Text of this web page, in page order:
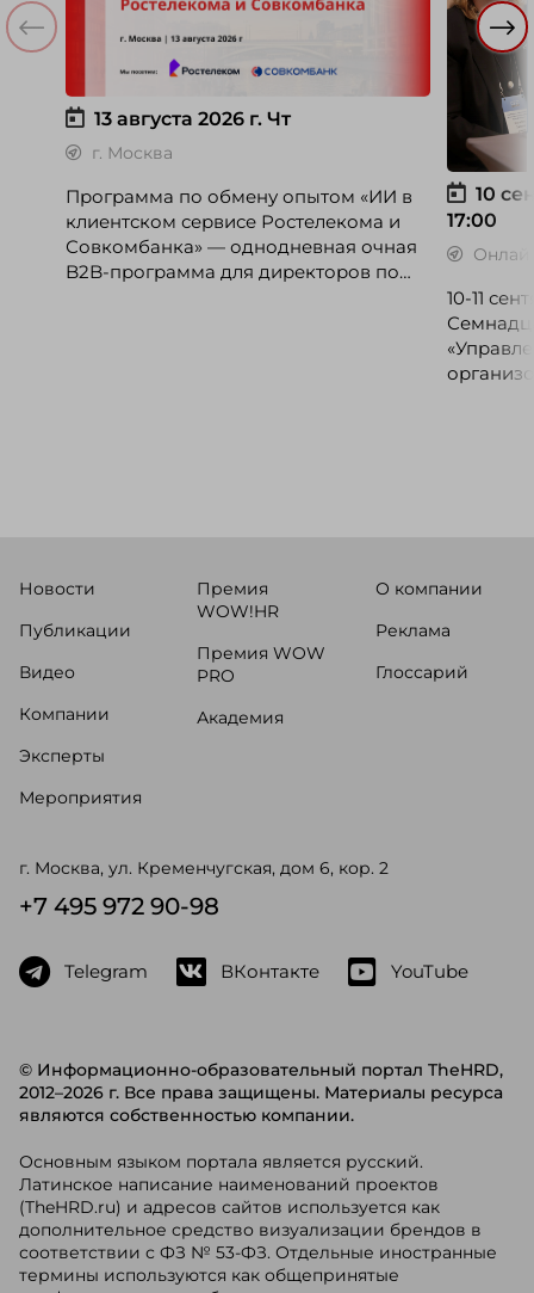
13 августа 2026 г. Чт
г. Москва
Программа по обмену опытом «ИИ в
клиентском сервисе Ростелекома и
Совкомбанка» — однодневная очная
B2B-программа для директоров по
10
17:00
10-11
© Информационно-образовательный портал TheHRD,
2012–2026 г. Все права защищены. Материалы ресурса
являются собственностью компании.
Основным языком портала является русский.
Латинское написание наименований проектов
(TheHRD.ru) и адресов сайтов используется как
дополнительное средство визуализации брендов в
соответствии с ФЗ № 53-ФЗ. Отдельные иностранные
термины используются как общепринятые
Новости
Публикации
Видео
Компании
Эксперты
Мероприятия
Премия
WOW!HR
Премия WOW
PRO
Академия
О компании
Реклама
Глоссарий
г. Москва, ул. Кременчугская, дом 6, кор. 2
+7 495 972 90-98
Telegram ВКонтакте YouTube